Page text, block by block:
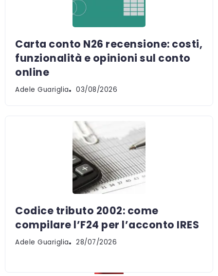
Carta conto N26 recensione: costi,
funzionalità e opinioni sul conto
online
Adele Guariglia 03/08/2026
Codice tributo 2002: come
compilare l’F24 per l’acconto IRES
Adele Guariglia 28/07/2026